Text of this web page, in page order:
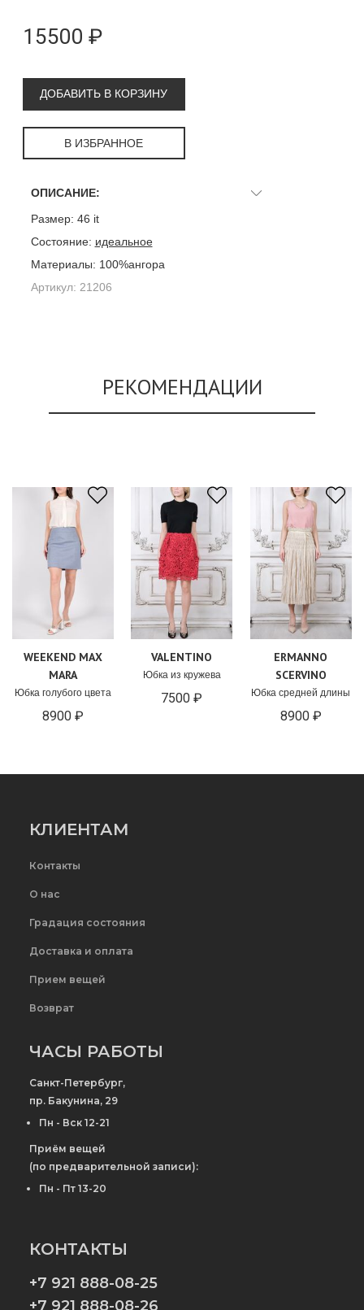
15500 ₽
ДОБАВИТЬ В КОРЗИНУ
В ИЗБРАННОЕ
ОПИСАНИЕ:
Размер: 46 it
Состояние: идеальное
Материалы: 100%ангора
Артикул: 21206
РЕКОМЕНДАЦИИ
WEEKEND MAX
MARA
Юбка голубого цвета
8900 ₽
VALENTINO
Юбка из кружева
7500 ₽
ERMANNO
SCERVINO
Юбка средней длины
8900 ₽
КЛИЕНТАМ
Контакты
О нас
Градация состояния
Доставка и оплата
Прием вещей
Возврат
ЧАСЫ РАБОТЫ
Санкт-Петербург,
пр. Бакунина, 29
Пн - Вск 12-21
Приём вещей
(по предварительной записи):
Пн - Пт 13-20
КОНТАКТЫ
+7 921 888-08-25
+7 921 888-08-26